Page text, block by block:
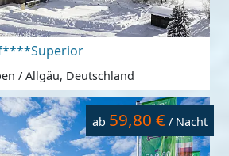
/ Allgäu, Deutschland
ab 59,80 € / Nacht